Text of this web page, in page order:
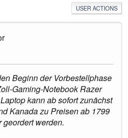
USER ACTIONS
Beginn der Vorbestellphase
Gaming-Notebook Razer
kann ab sofort zunächst
Kanada zu Preisen ab 1799
geordert werden.